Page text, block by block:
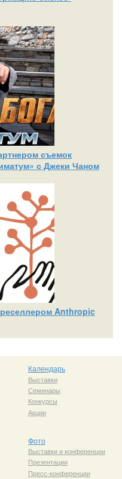
съемок
с Джеки Чаном
Anthropic
Календарь
Выставки
Семинары
Конкурсы
Акции
Фото
Выставки и конференции
Презентации
Пресс-конференции